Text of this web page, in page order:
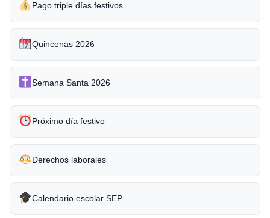
Pago triple días festivos
Quincenas 2026
Semana Santa 2026
Próximo día festivo
Derechos laborales
Calendario escolar SEP